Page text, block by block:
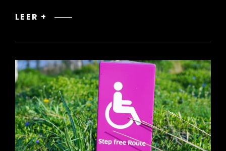
LEER +
POLÍTICA
COOKIES